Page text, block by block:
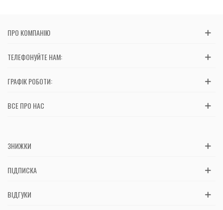
ПРО КОМПАНІЮ
ТЕЛЕФОНУЙТЕ НАМ:
ГРАФІК РОБОТИ:
ВСЕ ПРО НАС
ЗНИЖКИ
ПІДПИСКА
ВІДГУКИ